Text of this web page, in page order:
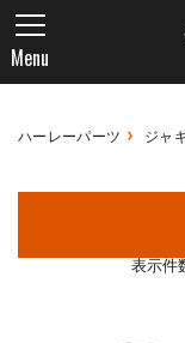
Menu
ハーレーパーツ ジャ
1件～2件 （全2件） 1 /
表示件